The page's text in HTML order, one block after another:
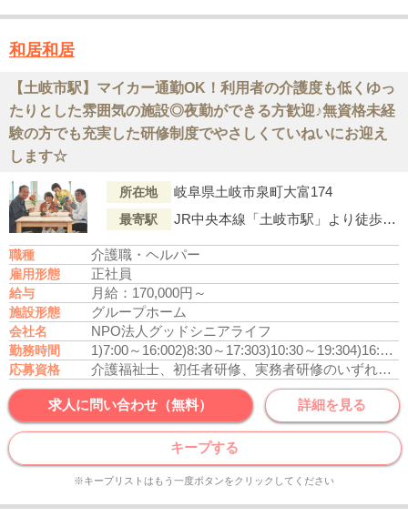
和居和居
【土岐市駅】マイカー通勤OK！利用者の介護度も低くゆっ
たりとした雰囲気の施設◎夜勤ができる方歓迎♪無資格未経
験の方でも充実した研修制度でやさしくていねいにお迎え
します☆
所在地 岐阜県土岐市泉町大富174
最寄駅 JR中央本線「土岐市駅」より徒歩14分
職種 介護職・ヘルパー
雇用形態 正社員
給与 月給：170,000円～
施設形態 グループホーム
会社名 NPO法人グッドシニアライフ
勤務時間 1)7:00～16:002)8:30～17:303)10:30～19:304)16:00～翌9:00
応募資格 介護福祉士、初任者研修、実務者研修のいずれかの資格をお持ちの方
求人に問い合わせ（無料） 詳細を見る
キープする
※キープリストはもう一度ボタンをクリックしてください